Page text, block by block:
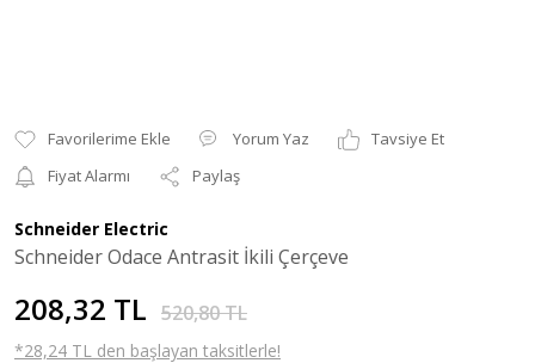
Yorum Yaz
Tavsiye Et
Fiyat Alarmı
Paylaş
Schneider Electric
Schneider Odace Antrasit İkili Çerçeve
208,32 TL 520,80 TL
*28,24 TL den başlayan taksitlerle!